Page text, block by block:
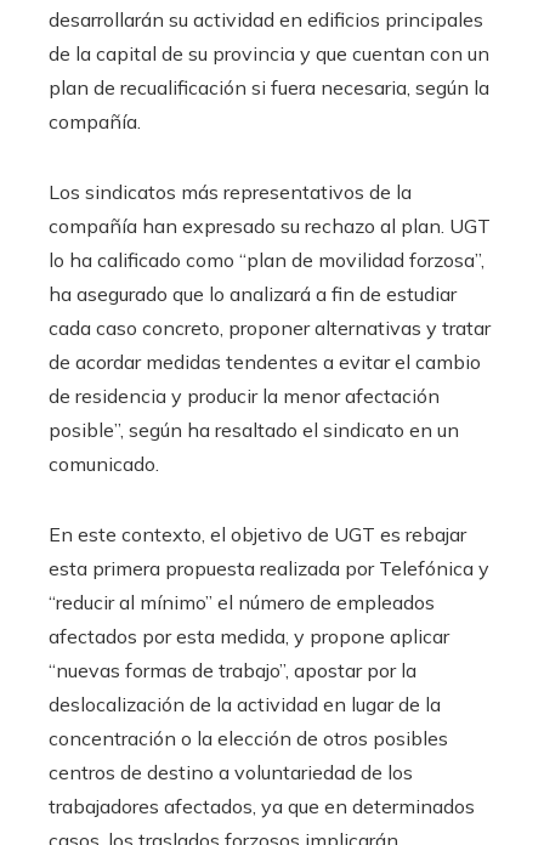
desarrollarán su actividad en edificios principales
de la capital de su provincia y que cuentan con un
plan de recualificación si fuera necesaria, según la
compañía.
Los sindicatos más representativos de la
compañía han expresado su rechazo al plan. UGT
lo ha calificado como “plan de movilidad forzosa”,
ha asegurado que lo analizará a fin de estudiar
cada caso concreto, proponer alternativas y tratar
de acordar medidas tendentes a evitar el cambio
de residencia y producir la menor afectación
posible”, según ha resaltado el sindicato en un
comunicado.
En este contexto, el objetivo de UGT es rebajar
esta primera propuesta realizada por Telefónica y
“reducir al mínimo” el número de empleados
afectados por esta medida, y propone aplicar
“nuevas formas de trabajo”, apostar por la
deslocalización de la actividad en lugar de la
concentración o la elección de otros posibles
centros de destino a voluntariedad de los
trabajadores afectados, ya que en determinados
casos, los traslados forzosos implicarán